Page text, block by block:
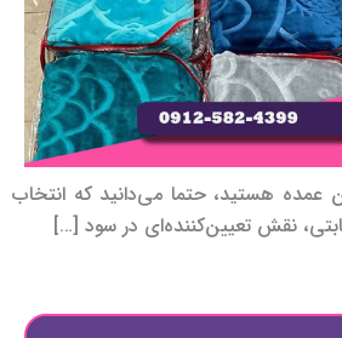
عمده هستید، حتما می‌دانید که انتخاب
نقش تعیین‌کننده‌ای در سود […]